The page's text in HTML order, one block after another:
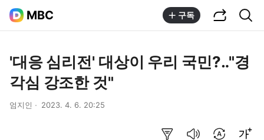
MBC 구독
'대응 심리전' 대상이 우리 국민?‥"경
각심 강조한 것"
엄지인 2023. 4. 6. 20:25